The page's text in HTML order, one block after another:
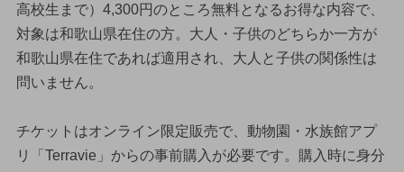
高校生まで）4,300円のところ無料となるお得な内容で、
対象は和歌山県在住の方。大人・子供のどちらか一方が
和歌山県在住であれば適用され、大人と子供の関係性は
問いません。
チケットはオンライン限定販売で、動物園・水族館アプ
リ「Terravie」からの事前購入が必要です。購入時に身分